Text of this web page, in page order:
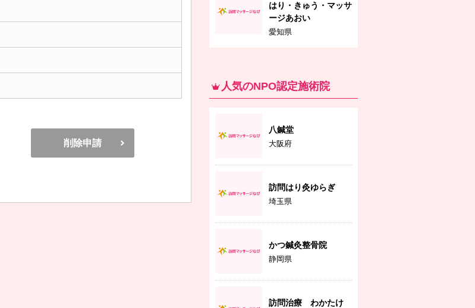
削除申請
はり・きゅう・マッサ
ージあおい
愛知県
人気のNPO認定施術院
八鍼堂
大阪府
訪問はり灸ゆらぎ
埼玉県
かつ鍼灸整骨院
静岡県
訪問治療 わかたけ